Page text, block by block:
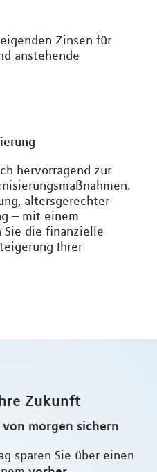
Zinsen für
anstehende
hervorragend zur
altersgerechter
– mit einem
Sie die finanzielle
Ihrer
Zukunft
morgen sichern
sparen Sie über einen